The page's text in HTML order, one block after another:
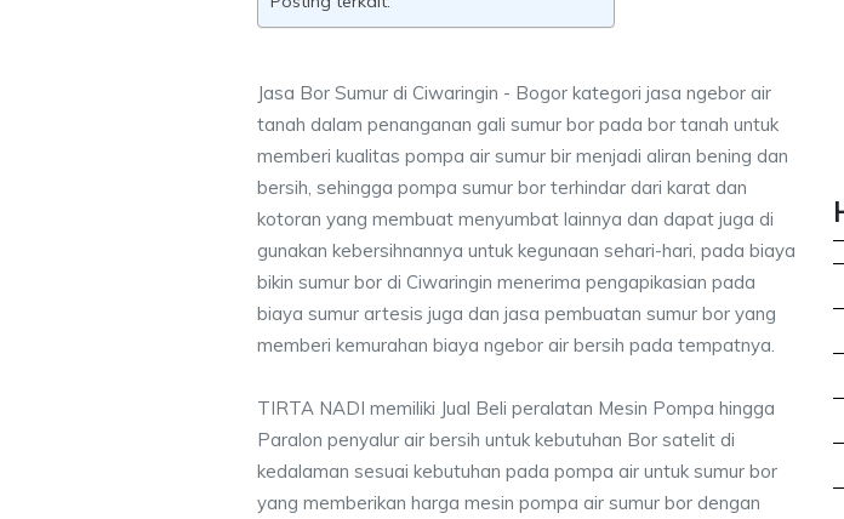
Jasa Bor Sumur di Ciwaringin - Bogor kategori jasa ngebor air
tanah dalam penanganan gali sumur bor pada bor tanah untuk
memberi kualitas pompa air sumur bir menjadi aliran bening dan
bersih, sehingga pompa sumur bor terhindar dari karat dan
kotoran yang membuat menyumbat lainnya dan dapat juga di
gunakan kebersihnannya untuk kegunaan sehari-hari, pada biaya
bikin sumur bor di Ciwaringin menerima pengapikasian pada
biaya sumur artesis juga dan jasa pembuatan sumur bor yang
memberi kemurahan biaya ngebor air bersih pada tempatnya.
TIRTA NADI memiliki Jual Beli peralatan Mesin Pompa hingga
Paralon penyalur air bersih untuk kebutuhan Bor satelit di
kedalaman sesuai kebutuhan pada pompa air untuk sumur bor
yang memberikan harga mesin pompa air sumur bor dengan